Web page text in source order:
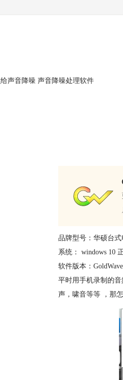
声音降噪 声音降噪处理软件
品牌型号：华硕台式
系统： windows 10
软件版本：
平时用手机录制的
声，啸音等等 ，那